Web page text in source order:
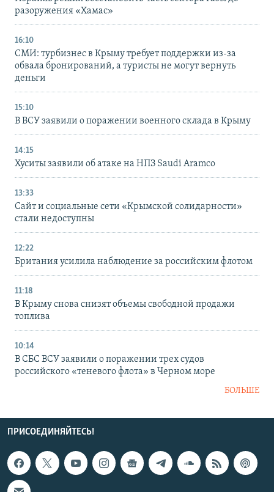
разоружения «Хамас»
16:10
СМИ: турбизнес в Крыму требует поддержки из-за
обвала бронирований, а туристы не могут вернуть
деньги
15:10
В ВСУ заявили о поражении военного склада в Крыму
14:15
Хуситы заявили об атаке на НПЗ Saudi Aramco
13:33
Сайт и социальные сети «Крымской солидарности»
стали недоступны
12:22
Британия усилила наблюдение за российским флотом
11:18
В Крыму снова снизят объемы свободной продажи
топлива
10:14
В СБС ВСУ заявили о поражении трех судов
российского «теневого флота» в Черном море
БОЛЬШЕ
ПРИСОЕДИНЯЙТЕСЬ!